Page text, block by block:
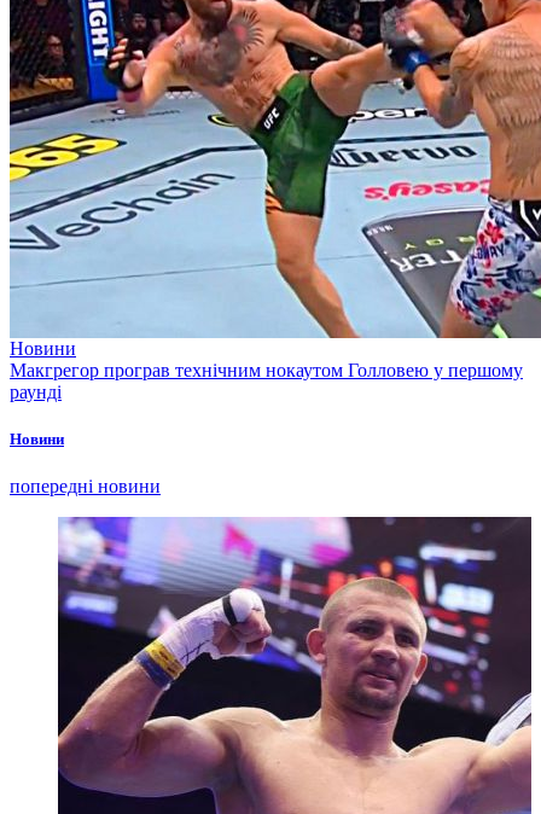
Новини
Макгрегор програв технічним нокаутом Голловею у першому
раунді
Новини
попередні новини